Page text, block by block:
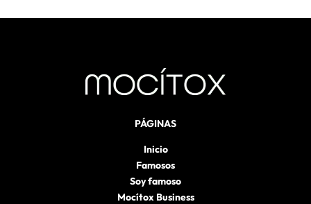
PÁGINAS
Inicio
Famosos
Soy famoso
Mocítox Business